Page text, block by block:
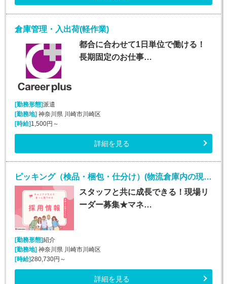
倉庫管理・入出荷(軽作業)
都合に合わせて1日単位で働ける！
長期固定のお仕事…
[勤務形態]派遣
[勤務地]神奈川県 川崎市川崎区
[時給]1,500円～
詳細を見る
ピッキング（検品・梱包・仕分け）(物流倉庫内の現場リーダー/入社日応相談)
スタッフと共に成長できる！現場リ
ーダー募集★マネ…
[勤務形態]紹介
[勤務地] 神奈川県 川崎市川崎区
[時給]280,730円～
詳細を見る